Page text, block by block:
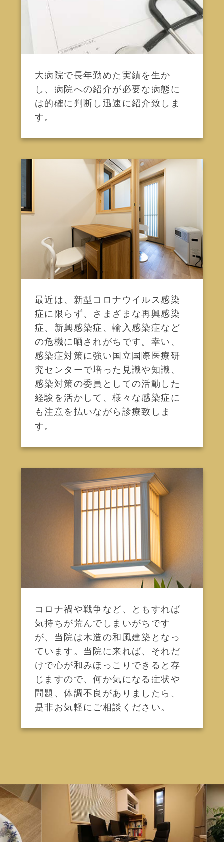
大病院で長年勤めた実績を生か
し、病院への紹介が必要な病態に
は的確に判断し迅速に紹介致しま
す。
最近は、新型コロナウイルス感染
症に限らず、さまざまな再興感染
症、新興感染症、輸入感染症など
の危機に晒されがちです。幸い、
感染症対策に強い国立国際医療研
究センターで培った見識や知識、
感染対策の委員としての活動した
経験を活かして、様々な感染症に
も注意を払いながら診療致しま
す。
コロナ禍や戦争など、ともすれば
気持ちが荒んでしまいがちです
が、当院は木造の和風建築となっ
ています。当院に来れば、それだ
けで心が和みほっこりできると存
じますので、何か気になる症状や
問題、体調不良がありましたら、
是非お気軽にご相談ください。